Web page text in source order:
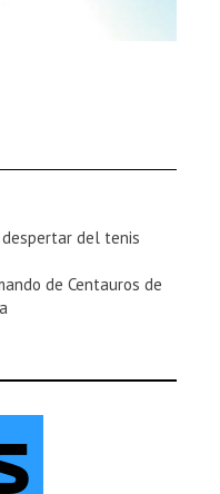
del tenis
de Centauros de